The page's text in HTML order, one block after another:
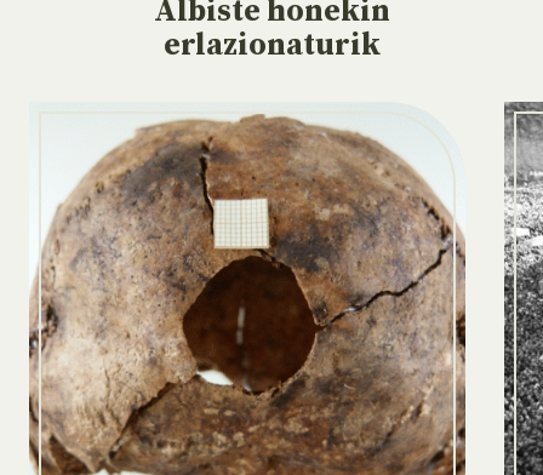
Albiste honekin
erlazionaturik